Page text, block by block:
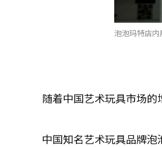
泡泡玛特店
随着中国艺术玩具市场的
中国知名艺术玩具品牌